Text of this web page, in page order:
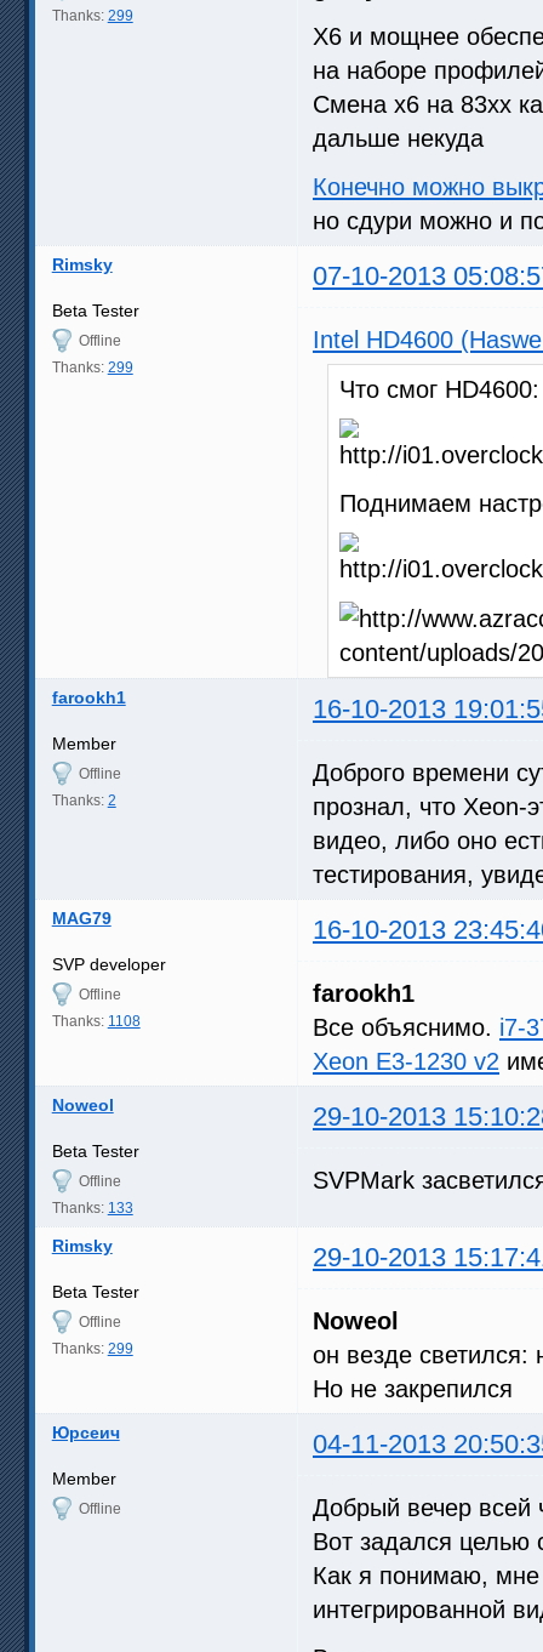
Thanks: 299
Х6 и мощнее
на наборе
Смена х6 на 83хх
дальше некуда
Конечно можно
но сдури можно и
Rimsky 07-10-2013
Beta Tester
Offline
Thanks: 299
Intel HD4600
Что смог HD4600:
Поднимаем
farookh1 16-10-2013
Member
Offline
Thanks: 2
Доброго времени
прознал, что Xeon-
видео, либо оно
тестирования,
MAG79 16-10-2013
SVP developer
Offline
Thanks: 1108
farookh1
Все объяснимо. i7-
Xeon E3-1230 v2
Noweol 29-10-2013
Beta Tester
Offline
Thanks: 133
SVPMark
Rimsky 29-10-2013
Beta Tester
Offline
Thanks: 299
Noweol
он везде
Но не закрепился
Юрсеич 04-11-2013
Member
Offline
Добрый вечер всей
Вот задался целью
Как я понимаю, мне
интегрированной